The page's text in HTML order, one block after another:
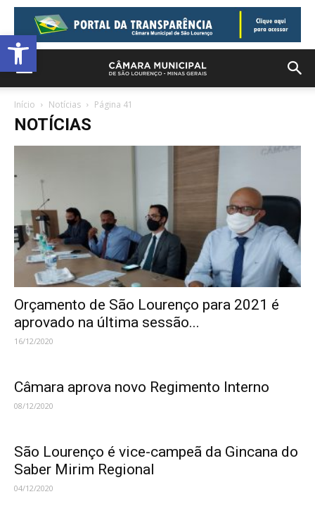
Barra de Ferramentas Aberta
Início Notícias Página 41
NOTÍCIAS
Orçamento de São Lourenço para 2021 é
aprovado na última sessão...
16/12/2020
Câmara aprova novo Regimento Interno
08/12/2020
São Lourenço é vice-campeã da Gincana do
Saber Mirim Regional
04/12/2020